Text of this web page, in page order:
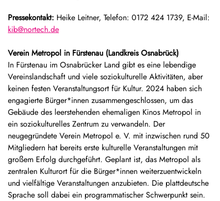
Pressekontakt: Heike Leitner, Telefon: 0172 424 1739, E-Mail:
kib@nortech.de
Verein Metropol in Fürstenau (Landkreis Osnabrück)
In Fürstenau im Osnabrücker Land gibt es eine lebendige
Vereinslandschaft und viele soziokulturelle Aktivitäten, aber
keinen festen Veranstaltungsort für Kultur. 2024 haben sich
engagierte Bürger*innen zusammengeschlossen, um das
Gebäude des leerstehenden ehemaligen Kinos Metropol in
ein soziokulturelles Zentrum zu verwandeln. Der
neugegründete Verein Metropol e. V. mit inzwischen rund 50
Mitgliedern hat bereits erste kulturelle Veranstaltungen mit
großem Erfolg durchgeführt. Geplant ist, das Metropol als
zentralen Kulturort für die Bürger*innen weiterzuentwickeln
und vielfältige Veranstaltungen anzubieten. Die plattdeutsche
Sprache soll dabei ein programmatischer Schwerpunkt sein.